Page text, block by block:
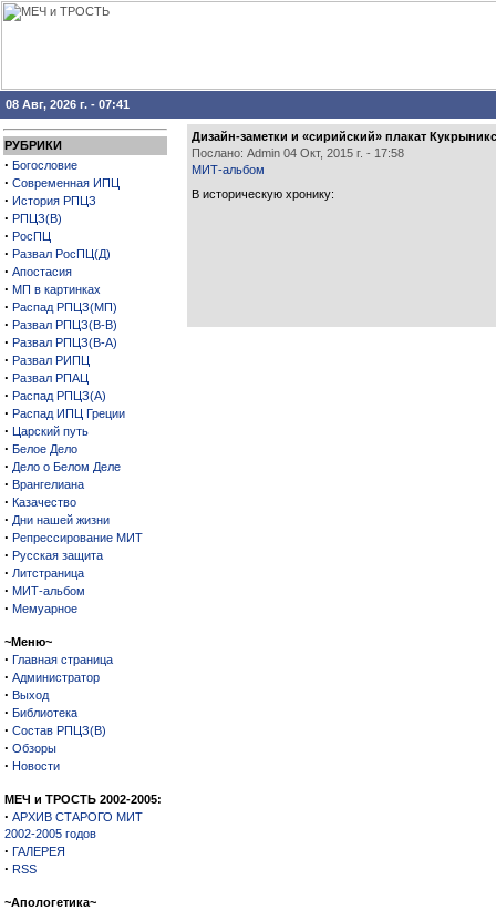
08 Авг, 2026 г. - 07:41
РУБРИКИ
· Богословие
· Современная ИПЦ
· История РПЦЗ
· РПЦЗ(В)
· РосПЦ
· Развал РосПЦ(Д)
· Апостасия
· МП в картинках
· Распад РПЦЗ(МП)
· Развал РПЦЗ(В-В)
· Развал РПЦЗ(В-А)
· Развал РИПЦ
· Развал РПАЦ
· Распад РПЦЗ(А)
· Распад ИПЦ Греции
· Царский путь
· Белое Дело
· Дело о Белом Деле
· Врангелиана
· Казачество
· Дни нашей жизни
· Репрессирование МИТ
· Русская защита
· Литстраница
· МИТ-альбом
· Мемуарное
~Меню~
· Главная страница
· Администратор
· Выход
· Библиотека
· Состав РПЦЗ(В)
· Обзоры
· Новости
МЕЧ и ТРОСТЬ 2002-2005:
· АРХИВ СТАРОГО МИТ
2002-2005 годов
· ГАЛЕРЕЯ
· RSS
~Апологетика~
Дизайн-заметки и «сирийский» плакат
Послано: Admin 04 Окт, 2015 г. - 17:58
МИТ-альбом
В историческую хронику: